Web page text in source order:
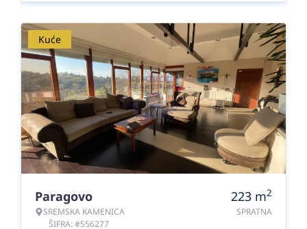
Kuće
Paragovo
SREMSKA KAMENICA
ŠIFRA: #556277
223 m2
SPRATNA